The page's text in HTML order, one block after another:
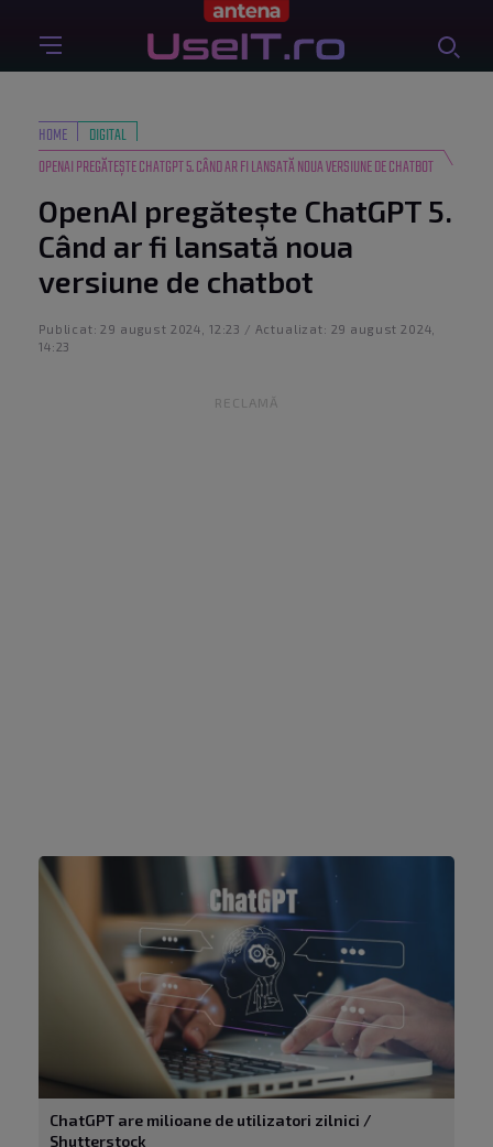
HOME
DIGITAL
OPENAI PREGĂTEȘTE CHATGPT 5. CÂND AR FI LANSATĂ NOUA VERSIUNE DE CHATBOT
OpenAI pregătește ChatGPT 5.
Când ar fi lansată noua
versiune de chatbot
Publicat: 29 august 2024, 12:23 / Actualizat: 29 august 2024,
14:23
RECLAMĂ
ChatGPT are milioane de utilizatori zilnici /
Shutterstock